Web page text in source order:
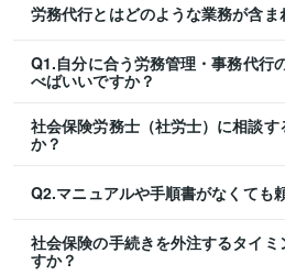
労務代行とはどのような業務が含ま
Q1.自分に合う労務管理・事務代行
べばいいですか？
社会保険労務士（社労士）に相談
か？
Q2.マニュアルや手順書がなくても
社会保険の手続きを外注するタイ
すか？